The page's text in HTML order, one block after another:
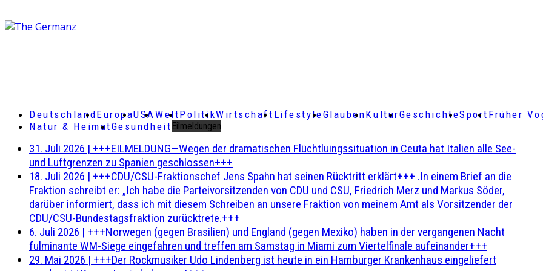
DeutschlandEuropaUSAWeltPolitikWirtschaft LifestyleGlaubenKulturGeschichteSport Früher
Natur & HeimatGesundheit Eilmeldungen
31. Juli 2026 | +++EILMELDUNG—Wegen der dramatischen Flüchtluingssituation in Ceuta hat Italien alle See-
und Luftgrenzen zu Spanien geschlossen+++
18. Juli 2026 | +++CDU/CSU-Fraktionschef Jens Spahn hat seinen Rücktritt erklärt+++ .In einem Brief an die
Fraktion schreibt er: „Ich habe die Parteivorsitzenden von CDU und CSU, Friedrich Merz und Markus Söder,
darüber informiert, dass ich mit diesem Schreiben an unsere Fraktion von meinem Amt als Vorsitzender der
CDU/CSU-Bundestagsfraktion zurücktrete.+++
6. Juli 2026 | +++Norwegen (gegen Brasilien) und England (gegen Mexiko) haben in der vergangenen Nacht
fulminante WM-Siege eingefahren und treffen am Samstag in Miami zum Viertelfinale aufeinander+++
29. Mai 2026 | +++Der Rockmusiker Udo Lindenberg ist heute in ein Hamburger Krankenhaus eingeliefert